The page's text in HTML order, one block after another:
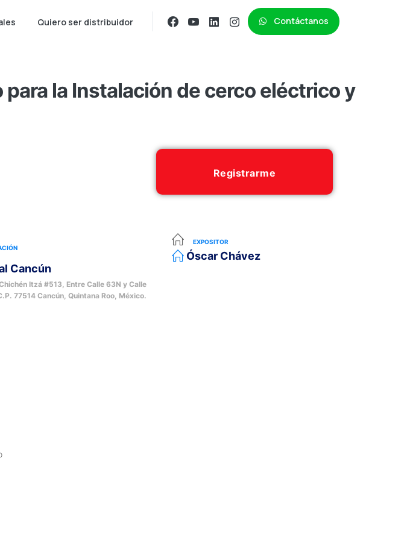
Quiero ser distribuidor Contáctanos
para la Instalación de cerco eléctrico y
Registrarme
Cancún
Itzá #513, Entre Calle 63N y Calle
77514 Cancún, Quintana Roo, México.
EXPOSITOR
Óscar Chávez